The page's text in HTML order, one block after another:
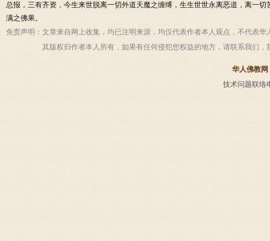
总报，三有齐资，今生来世脱离一切外道天魔之缠缚，生生世世永离恶道，离一
满之佛果。
免责声明： 文章来自网上收集，均已注明来源，均仅代表作者本人观点，不代表
其版权归作者本人所有，如果有任何侵犯您权益的地方，请联系我们，
华人佛教网
技术问题联络